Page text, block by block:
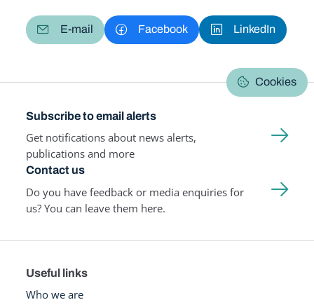
E-mail Facebook LinkedIn
Cookies
Subscribe to email alerts
Get notifications about news alerts,
publications and more
Contact us
Do you have feedback or media enquiries for
us? You can leave them here.
Useful links
Who we are